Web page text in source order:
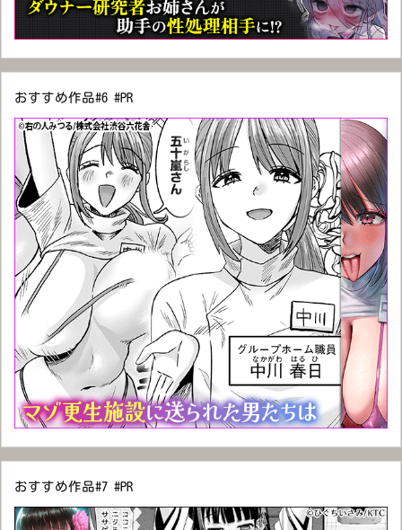
おすすめ作品#6 #PR
おすすめ作品#7 #PR